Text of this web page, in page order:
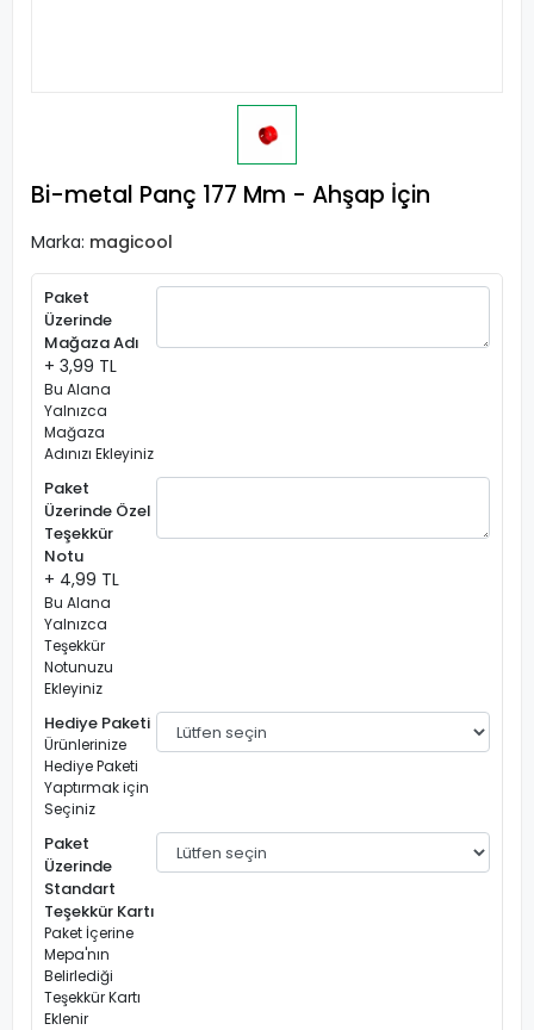
Bi-metal Panç 177 Mm - Ahşap İçin
Marka: magicool
Paket
Üzerinde
Mağaza Adı
+ 3,99 TL
Bu Alana
Yalnızca
Mağaza
Adınızı Ekleyiniz
Paket
Üzerinde Özel
Teşekkür
Notu
+ 4,99 TL
Bu Alana
Yalnızca
Teşekkür
Notunuzu
Ekleyiniz
Hediye Paketi
Ürünlerinize
Hediye Paketi
Yaptırmak için
Seçiniz
Paket
Üzerinde
Standart
Teşekkür Kartı
Paket İçerine
Mepa'nın
Belirlediği
Teşekkür Kartı
Eklenir